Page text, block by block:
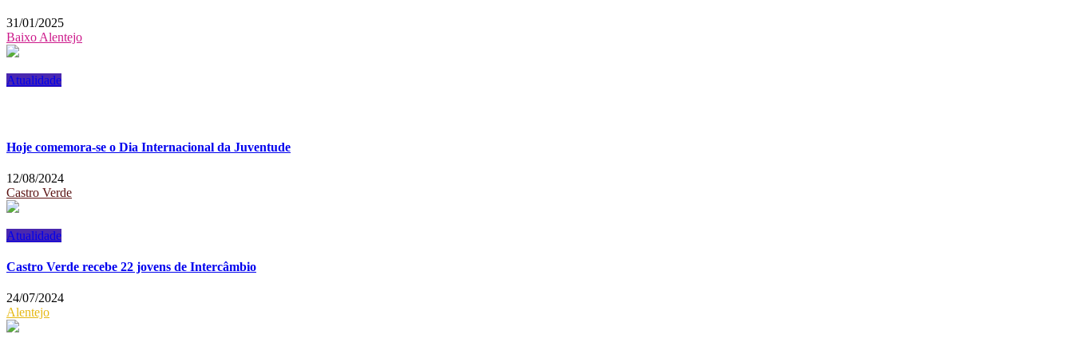
31/01/2025
Baixo Alentejo
Atualidade
Hoje comemora-se o Dia Internacional da Juventude
12/08/2024
Castro Verde
Atualidade
Castro Verde recebe 22 jovens de Intercâmbio
24/07/2024
Alentejo